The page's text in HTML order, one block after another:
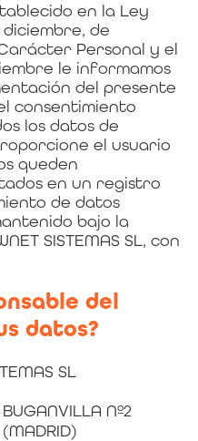
en la Ley
diciembre, de
Personal y el
le informamos
del presente
consentimiento
los datos de
el usuario
queden
en un registro
de datos
bajo la
SISTEMAS SL, con
del
datos?
SL
Nº2